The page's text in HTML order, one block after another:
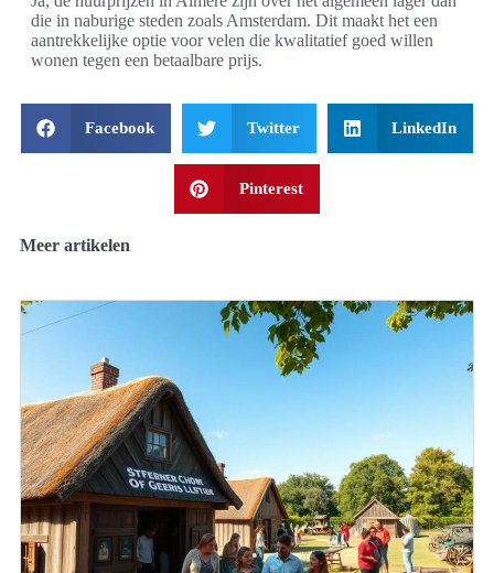
die in naburige steden zoals Amsterdam. Dit maakt het een
aantrekkelijke optie voor velen die kwalitatief goed willen
wonen tegen een betaalbare prijs.
Facebook Twitter LinkedIn
Pinterest
Meer artikelen